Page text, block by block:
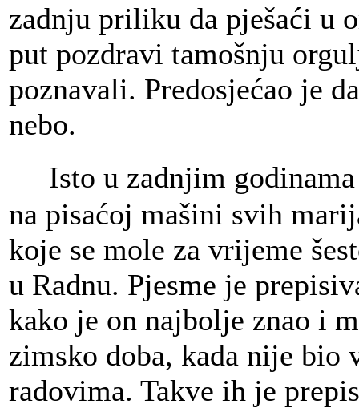
zadnju priliku da pješaći u
put pozdravi tamošnju
poznavali. Predosjećao je
nebo.
Isto u zadnjim
na pisaćoj mašini svih
koje se mole za vrijeme
u Radnu. Pjesme je
kako je on najbolje znao i
zimsko doba, kada nije
radovima. Takve ih je